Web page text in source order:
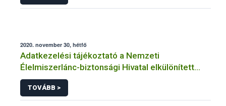
2020. november 30, hétfő
Adatkezelési tájékoztató a Nemzeti
Élelmiszerlánc-biztonsági Hivatal elkülönített
visszaélés-bejelentési rendszerhez kapcsolódó
adatkezeléséhez
TOVÁBB >